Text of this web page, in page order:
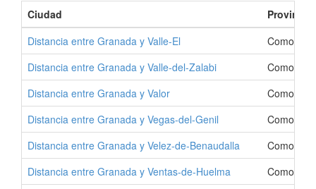
Ciudad
Provincia
Distancia entre Granada y Valle-El
Como Ir a
Distancia entre Granada y Valle-del-Zalabi
Como Ir a
Distancia entre Granada y Valor
Como Ir a
Distancia entre Granada y Vegas-del-Genil
Como Ir a
Distancia entre Granada y Velez-de-Benaudalla
Como Ir a
Distancia entre Granada y Ventas-de-Huelma
Como Ir a